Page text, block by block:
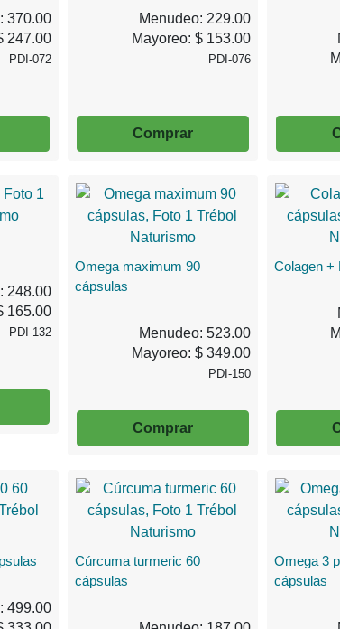
370.00
247.00
PDI-072
Menudeo: 229.00
Mayoreo: $ 153.00
PDI-076
Comprar
248.00
165.00
PDI-132
Omega maximum 90
cápsulas
Menudeo: 523.00
Mayoreo: $ 349.00
PDI-150
Comprar
Colagen +
499.00
Cúrcuma turmeric 60
cápsulas
Omega 3
cápsulas